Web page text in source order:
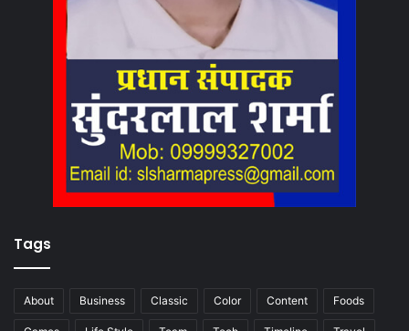
Tags
About Business Classic Color Content Foods